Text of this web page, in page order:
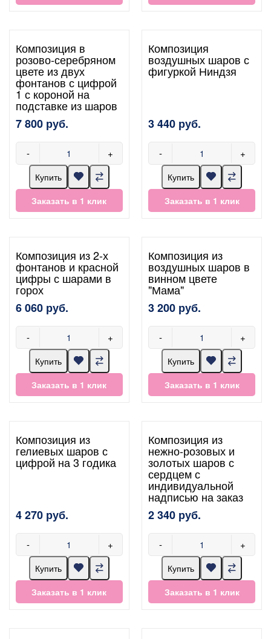
Композиция в
розово-серебряном
цвете из двух
фонтанов с цифрой
1 с короной на
подставке из шаров
7 800 руб.
- +
Купить
Заказать в 1 клик
Композиция
воздушных шаров с
фигуркой Ниндзя
3 440 руб.
- +
Купить
Заказать в 1 клик
Композиция из 2-х
фонтанов и красной
цифры с шарами в
горох
6 060 руб.
- +
Купить
Заказать в 1 клик
Композиция из
воздушных шаров в
винном цвете
"Мама"
3 200 руб.
- +
Купить
Заказать в 1 клик
Композиция из
гелиевых шаров с
цифрой на 3 годика
4 270 руб.
- +
Купить
Заказать в 1 клик
Композиция из
нежно-розовых и
золотых шаров с
сердцем с
индивидуальной
надписью на заказ
2 340 руб.
- +
Купить
Заказать в 1 клик